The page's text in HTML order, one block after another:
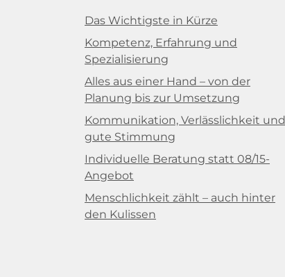
Das Wichtigste in Kürze
Kompetenz, Erfahrung und
Spezialisierung
Alles aus einer Hand – von der
Planung bis zur Umsetzung
Kommunikation, Verlässlichkeit und
gute Stimmung
Individuelle Beratung statt 08/15-
Angebot
Menschlichkeit zählt – auch hinter
den Kulissen